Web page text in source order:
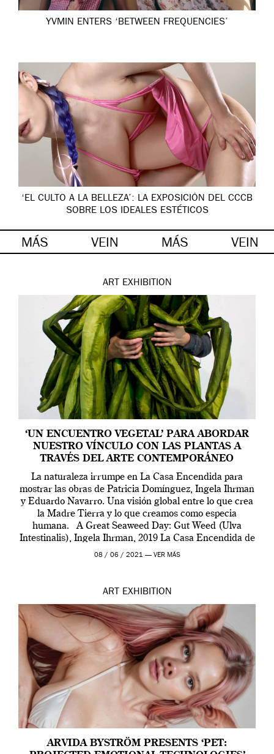
YVMIN ENTERS ‘BETWEEN FREQUENCIES’
‘EL CULTO A LA BELLEZA’: LA EXPOSICIÓN DEL CCCB
SOBRE LOS IDEALES ESTÉTICOS
MÁS VEIN MÁS VEIN
ART EXHIBITION
‘UN ENCUENTRO VEGETAL’ PARA ABORDAR
NUESTRO VÍNCULO CON LAS PLANTAS A
TRAVÉS DEL ARTE CONTEMPORÁNEO
La naturaleza irrumpe en La Casa Encendida para
mostrar las obras de Patricia Domínguez, Ingela Ihrman
y Eduardo Navarro. Una visión global entre lo que crea
la Madre Tierra y lo que creamos como especia
humana. A Great Seaweed Day: Gut Weed (Ulva
Intestinalis), Ingela Ihrman, 2019 La Casa Encendida de
Madrid y la Wellcome […]
08 / 06 / 2021 — VER MÁS
ART EXHIBITION
ARVIDA BYSTRÖM PRESENTS ‘PET: